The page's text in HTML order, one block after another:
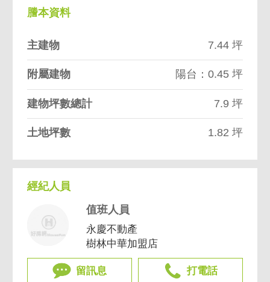
謄本資料
主建物 7.44 坪
附屬建物 陽台：0.45 坪
建物坪數總計 7.9 坪
土地坪數 1.82 坪
經紀人員
值班人員
永慶不動產
樹林中華加盟店
留訊息 打電話